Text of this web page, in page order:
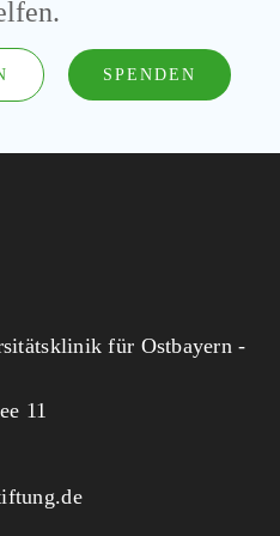
SPENDEN
für Ostbayern -
11